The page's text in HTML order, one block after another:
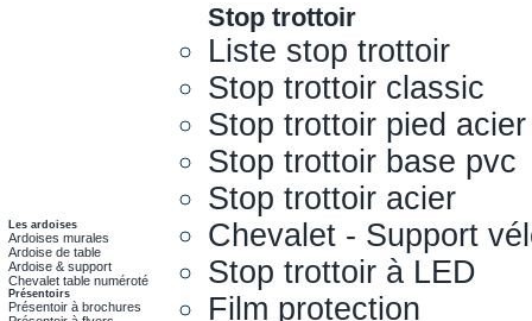
Les ardoises
Ardoises murales
Ardoise de table
Ardoise & support
Chevalet table numéroté
Présentoirs
Présentoir à brochures
Stop trottoir
Liste stop trottoir
Stop trottoir classic
Stop trottoir pied acier
Stop trottoir base pvc
Stop trottoir acier
Chevalet - Support
Stop trottoir à LED
Film protection